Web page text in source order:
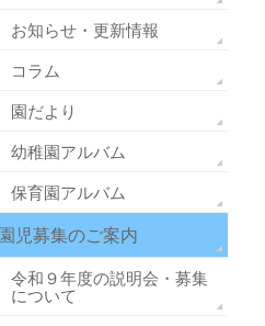
お知らせ・更新情報
コラム
園だより
幼稚園アルバム
保育園アルバム
園児募集のご案内
令和９年度の説明会・募集
について